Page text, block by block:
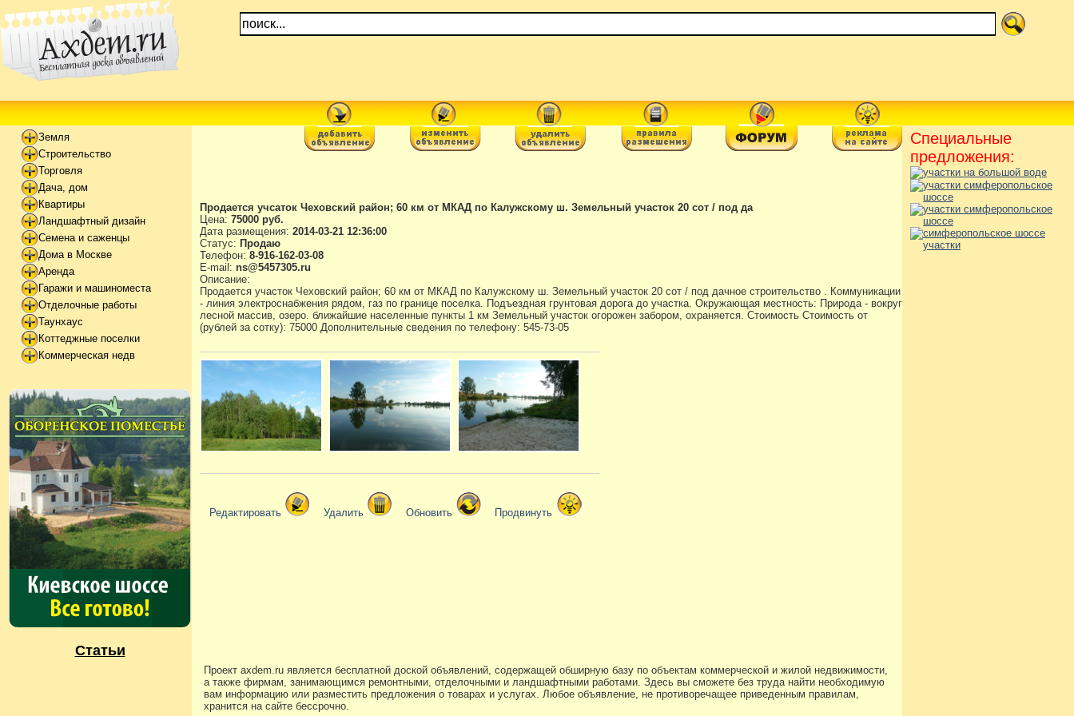
Земля
Строительство
Торговля
Дача, дом
Квартиры
Ландшафтный дизайн
Семена и саженцы
Дома в Москве
Аренда
Гаражи и машиноместа
Отделочные работы
Таунхаус
Коттеджные поселки
Коммерческая недв
Статьи
Продается учсаток Чеховский район; 60 км от МКАД по Калужскому ш. Земельный участок 20 сот / под да
Цена: 75000 руб.
Дата размещения: 2014-03-21 12:36:00
Статус: Продаю
Телефон: 8-916-162-03-08
E-mail: ns@5457305.ru
Описание:
Продается участок Чеховский район; 60 км от МКАД по Калужскому ш. Земельный участок 20 сот / под дачное строительство . Коммуникации
- линия электроснабжения рядом, газ по границе поселка. Подъездная грунтовая дорога до участка. Окружающая местность: Природа - вокруг
лесной массив, озеро. ближайшие населенные пункты 1 км Земельный участок огорожен забором, охраняется. Стоимость Стоимость от
(рублей за сотку): 75000 Дополнительные сведения по телефону: 545-73-05
Редактировать Удалить Обновить Продвинуть
Специальные
предложения:
Проект axdem.ru является бесплатной доской объявлений, содержащей обширную базу по объектам коммерческой и жилой недвижимости,
а также фирмам, занимающимся ремонтными, отделочными и ландшафтными работами. Здесь вы сможете без труда найти необходимую
вам информацию или разместить предложения о товарах и услугах. Любое объявление, не противоречащее приведенным правилам,
хранится на сайте бессрочно.